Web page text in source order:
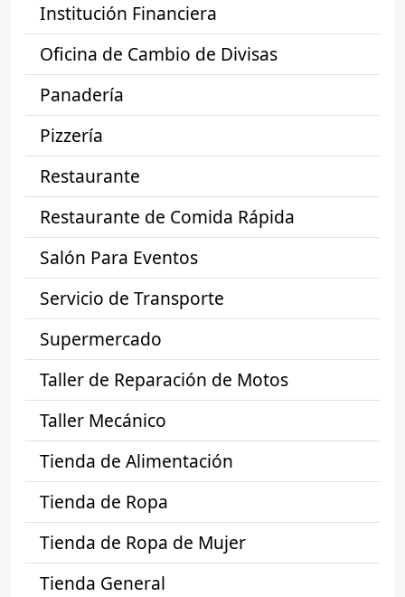
Institución Financiera
Oficina de Cambio de Divisas
Panadería
Pizzería
Restaurante
Restaurante de Comida Rápida
Salón Para Eventos
Servicio de Transporte
Supermercado
Taller de Reparación de Motos
Taller Mecánico
Tienda de Alimentación
Tienda de Ropa
Tienda de Ropa de Mujer
Tienda General